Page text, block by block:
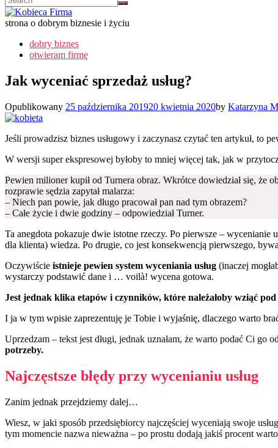
strona o dobrym biznesie i życiu
dobry biznes
otwieram firmę
Jak wyceniać sprzedaż usług?
Opublikowany 25 października 201920 kwietnia 2020by Katarzyna
Jeśli prowadzisz biznes usługowy i zaczynasz czytać ten artykuł, to
W wersji super ekspresowej byłoby to mniej więcej tak, jak w
Pewien milioner kupił od Turnera obraz. Wkrótce dowiedział się, że
rozprawie sędzia zapytał malarza:
– Niech pan powie, jak długo pracował pan nad tym obrazem?
– Całe życie i dwie godziny – odpowiedział Turner.
Ta anegdota pokazuje dwie istotne rzeczy. Po pierwsze –
dla klienta) wiedza. Po drugie, co jest konsekwencją pierwszego,
Oczywiście istnieje pewien system wyceniania usług (inaczej
wystarczy podstawić dane i … voilà! wycena gotowa.
Jest jednak klika etapów i czynników, które należałoby wziąć
I ja w tym wpisie zaprezentuję je Tobie i wyjaśnię, dlaczego warto
Uprzedzam – tekst jest długi, jednak uznałam, że warto podać Ci go
potrzeby.
Najczęstsze błędy przy wycenianiu usług
Zanim jednak przejdziemy dalej…
Wiesz, w jaki sposób przedsiębiorcy najczęściej wyceniają swoje
tym momencie nazwa nieważna – po prostu dodają jakiś procent